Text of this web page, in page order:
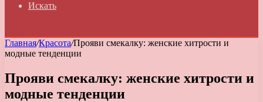
Искать
Главная/Красота/Прояви смекалку: женские хитрости и
модные тенденции
Прояви смекалку: женские хитрости и
модные тенденции